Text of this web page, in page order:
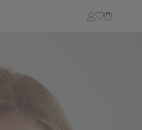
Login